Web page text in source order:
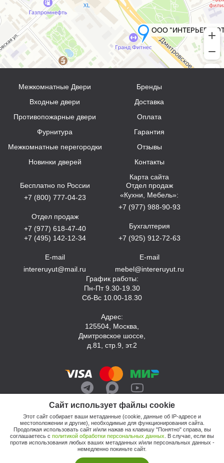
Сайт использует файлы cookie
Этот сайт собирает ваши метаданные (cookie, данные об IP-адресе и
местоположении и другие), необходимые для функционирования сайта.
Продолжая использовать сайт и/или нажав на клавишу "Понятно" справа, вы
соглашаетесь с политикой обработки персональных данных . В случае, если вы
против использования любых ваших метаданных и/или персональных данных -
немедленно покиньте сайт.
Межкомнатные Двери
Входные двери
Противопожарные двери
Фурнитура
Межкомнатные перегородки
Новинки дверей
Бренды
Доставка
Оплата
Гарантия
Отзывы
Контакты
Карта сайта
Бесплатно по России
+7 (800) 777-04-23
Отдел продаж
+7 (977) 618-47-40
+7 (495) 142-12-34
E-mail
intereruyut@mail.ru
Отдел продаж
«Кухни, Мебель»:
+7 (977) 988-90-93
Бухгалтерия
+7 (925) 912-72-63
E-mail
mebel@intereruyut.ru
График работы:
Пн-Пт 9.30-19.30
Сб-Вс 10.00-18.30
Адрес:
125504, Москва,
Дмитровское шоссе,
д.81, стр.9, эт.2
© 2026, Компания «Интерьер Уют»
Политика обработки персональных данных